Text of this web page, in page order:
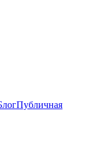
Публичная